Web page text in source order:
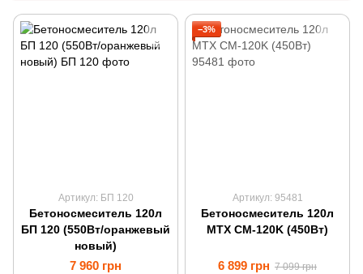
Артикул: БП 120
Бетоносмеситель 120л
БП 120 (550Вт/оранжевый
новый)
7 960 грн
−3%
Артикул: 95481
Бетоносмеситель 120л
MTX CM-120K (450Вт)
6 899 грн 7 099 грн